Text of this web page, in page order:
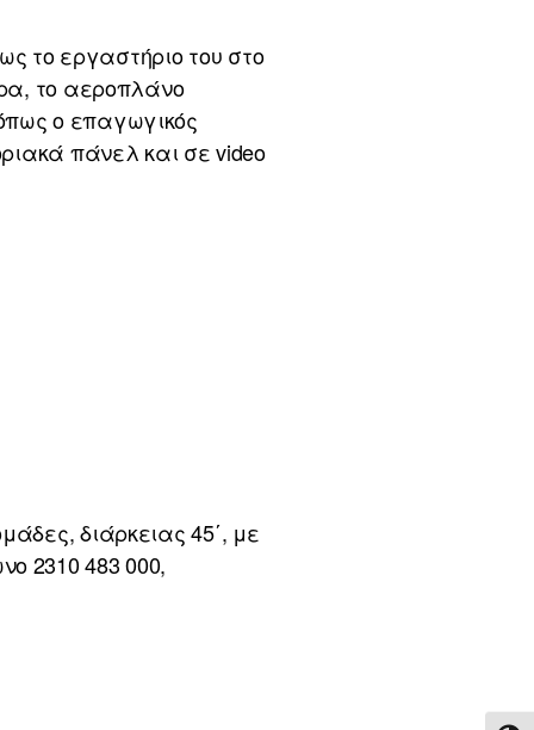
το εργαστήριο του στο
το αεροπλάνο
ο επαγωγικός
πάνελ και σε video
διάρκειας 45΄, με
2310 483 000,